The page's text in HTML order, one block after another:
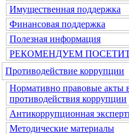
Имущественная поддержка
Финансовая поддержка
Полезная информация
РЕКОМЕНДУЕМ
Противодействие коррупции
Нормативно правовые акты
противодействия коррупции
Антикоррупционная
Методические материалы